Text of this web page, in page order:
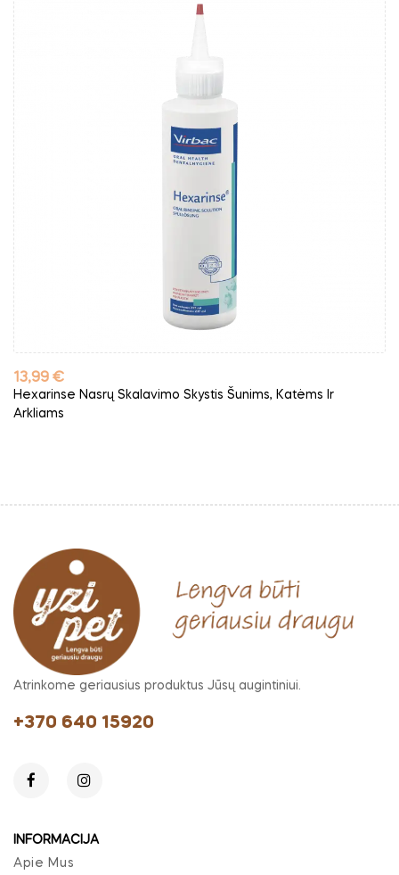
Kaina
13,99 €
Hexarinse Nasrų Skalavimo Skystis Šunims, Katėms Ir
Arkliams
Atrinkome geriausius produktus Jūsų augintiniui.
+370 640 15920
INFORMACIJA
Apie Mus